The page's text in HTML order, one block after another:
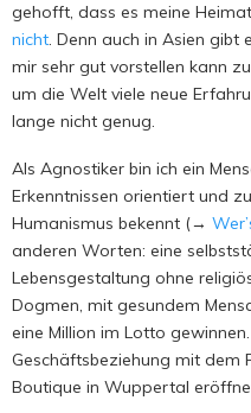
gehofft, dass es meine
nicht. Denn auch in Asien gibt
mir sehr gut vorstellen kann
um die Welt viele neue
lange nicht genug.
Als Agnostiker bin ich ein
Erkenntnissen orientiert und
Humanismus bekennt (→
anderen Worten: eine
Lebensgestaltung ohne
Dogmen, mit gesundem
eine Million im Lotto
Geschäftsbeziehung mit dem
Boutique in Wuppertal